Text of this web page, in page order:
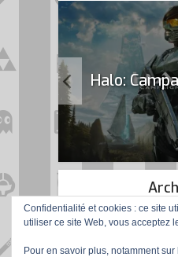
Halo:
Confidentialité et cookies : ce site
utiliser ce site Web, vous acceptez
Pour en savoir plus, notamment